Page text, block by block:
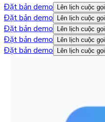
Đặt bản demo Lên lịch cuộc gọi
Đặt bản demo Lên lịch cuộc gọi
Đặt bản demo Lên lịch cuộc gọi
Đặt bản demo Lên lịch cuộc gọi
Đặt bản demo Lên lịch cuộc gọi